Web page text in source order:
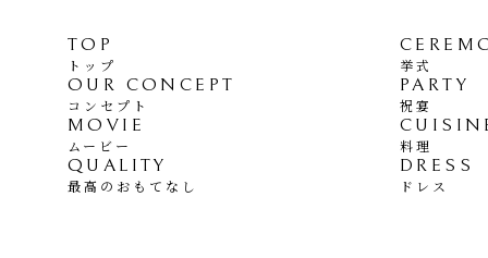
TOP
トップ
OUR CONCEPT
コンセプト
MOVIE
ムービー
QUALITY
最高のおもてなし
挙式
PARTY
祝宴
料理
DRESS
ドレス